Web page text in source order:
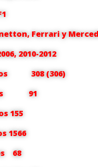
Ferrari y
2010-2012
308 (306)
91
155
1566
68